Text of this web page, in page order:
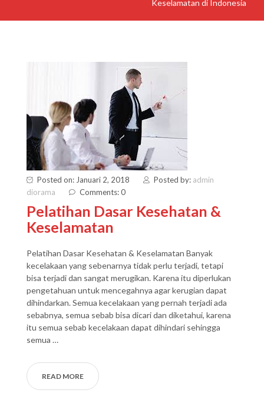
Keselamatan di Indonesia
Posted on: Januari 2, 2018 Posted by: admin
diorama
Comments: 0
Pelatihan Dasar Kesehatan &
Keselamatan
Pelatihan Dasar Kesehatan & Keselamatan Banyak
kecelakaan yang sebenarnya tidak perlu terjadi, tetapi
bisa terjadi dan sangat merugikan. Karena itu diperlukan
pengetahuan untuk mencegahnya agar kerugian dapat
dihindarkan. Semua kecelakaan yang pernah terjadi ada
sebabnya, semua sebab bisa dicari dan diketahui, karena
itu semua sebab kecelakaan dapat dihindari sehingga
semua …
READ MORE